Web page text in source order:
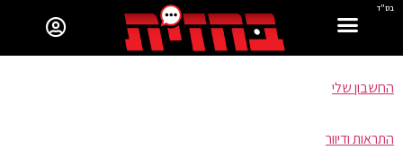
בס"ד
החשבון שלי
התראות ודיוור